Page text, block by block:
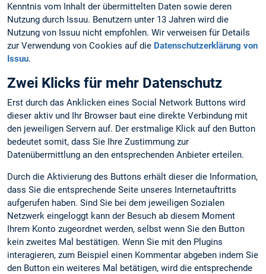
Kenntnis vom Inhalt der übermittelten Daten sowie deren
Nutzung durch Issuu. Benutzern unter 13 Jahren wird die
Nutzung von Issuu nicht empfohlen. Wir verweisen für Details
zur Verwendung von Cookies auf die Datenschutzerklärung von
Issuu.
Zwei Klicks für mehr Datenschutz
Erst durch das Anklicken eines Social Network Buttons wird
dieser aktiv und Ihr Browser baut eine direkte Verbindung mit
den jeweiligen Servern auf. Der erstmalige Klick auf den Button
bedeutet somit, dass Sie Ihre Zustimmung zur
Datenübermittlung an den entsprechenden Anbieter erteilen.
Durch die Aktivierung des Buttons erhält dieser die Information,
dass Sie die entsprechende Seite unseres Internetauftritts
aufgerufen haben. Sind Sie bei dem jeweiligen Sozialen
Netzwerk eingeloggt kann der Besuch ab diesem Moment
Ihrem Konto zugeordnet werden, selbst wenn Sie den Button
kein zweites Mal bestätigen. Wenn Sie mit den Plugins
interagieren, zum Beispiel einen Kommentar abgeben indem Sie
den Button ein weiteres Mal betätigen, wird die entsprechende